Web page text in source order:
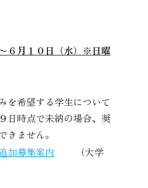
６月１０日（水）※日曜
を希望する学生について
日時点で未納の場合、奨
きません。
加募集案内
（大学